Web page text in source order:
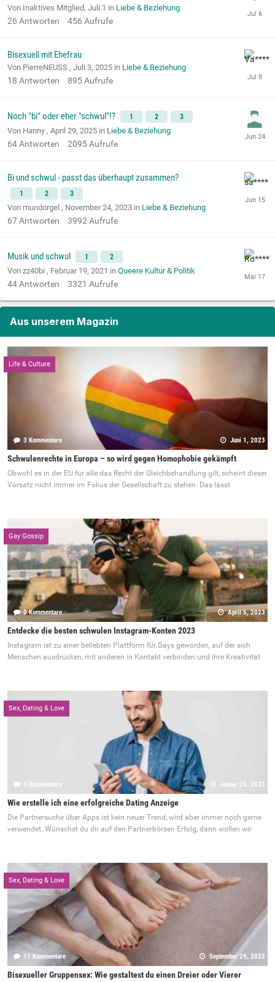
Von Inaktives Mitglied, Juli 1 in Liebe & Beziehung
26 Antworten 456 Aufrufe
Bisexuell mit Ehefrau
Von PierreNEUSS , Juli 3, 2025 in Liebe & Beziehung
18 Antworten 895Aufrufe
Noch "bi" oder eher "schwul"!? 1 2 3
Von Hanny , April 29, 2025 in Liebe & Beziehung
64Antworten 2095Aufrufe
Bi und schwul - passt das überhaupt zusammen?
1 2 3
Von mundorgel , November 24, 2023 in Liebe & Beziehung
67Antworten 3992Aufrufe
Musik und schwul 1 2
Von zz40bi , Februar 19, 2021 in Queere Kultur & Politik
44Antworten 3321 Aufrufe
Aus unserem Magazin
Life & Culture
3 Kommentare Juni 1, 2023
Schwulenrechte in Europa – so wird gegen Homophobie gekämpft
Obwohl es in der EU für alle das Recht der Gleichbehandlung gilt, scheint dieser
Vorsatz nicht immer im Fokus der Gesellschaft zu stehen. Das lässt
Gay Gossip
0 Kommentare April 5, 2023
Entdecke die besten schwulen Instagram-Konten 2023
Instagram ist zu einer beliebten Plattform für Gays geworden, auf der sich
Menschen ausdrücken, mit anderen in Kontakt verbinden und ihre Kreativität
Sex, Dating & Love
3 Kommentare Januar 20, 2023
Wie erstelle ich eine erfolgreiche Dating Anzeige
Die Partnersuche über Apps ist kein neuer Trend, wird aber immer noch gerne
verwendet. Wünschst du dir auf den Partnerbörsen Erfolg, dann wollen wir
Sex, Dating & Love
17 Kommentare September 29, 2022
Bisexueller Gruppensex: Wie gestaltest du einen Dreier oder Vierer